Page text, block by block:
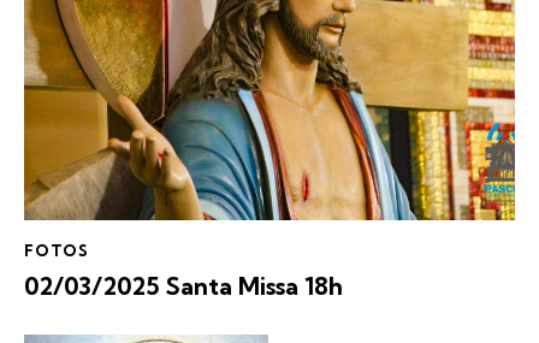
FOTOS
02/03/2025 Santa Missa 18h